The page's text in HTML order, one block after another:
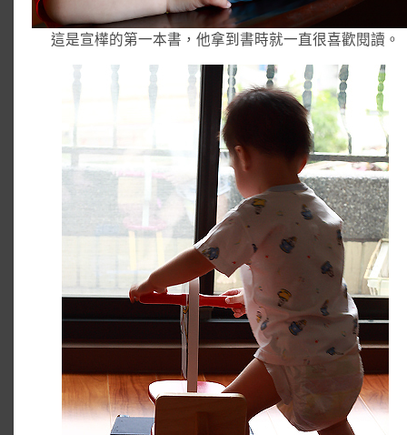
這是宣樺的第一本書，他拿到書時就一直很喜歡閱讀。